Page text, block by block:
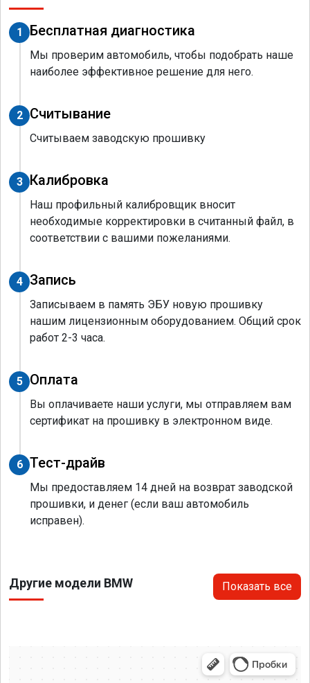
1 Бесплатная диагностика
Мы проверим автомобиль, чтобы подобрать наше
наиболее эффективное решение для него.
2 Считывание
Считываем заводскую прошивку
3 Калибровка
Наш профильный калибровщик вносит
необходимые корректировки в считанный файл, в
соответствии с вашими пожеланиями.
4 Запись
Записываем в память ЭБУ новую прошивку
нашим лицензионным оборудованием. Общий срок
работ 2-3 часа.
5 Оплата
Вы оплачиваете наши услуги, мы отправляем вам
сертификат на прошивку в электронном виде.
6 Тест-драйв
Мы предоставляем 14 дней на возврат заводской
прошивки, и денег (если ваш автомобиль
исправен).
Другие модели BMW Показать все